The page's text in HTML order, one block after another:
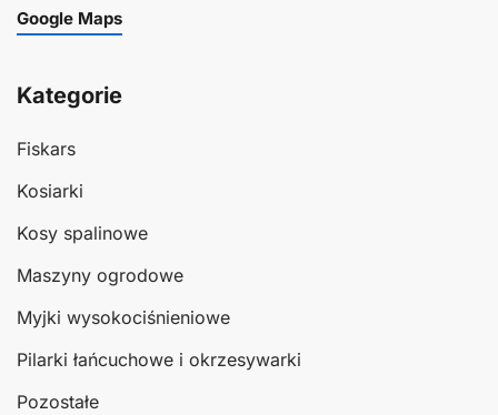
Google Maps
Kategorie
Fiskars
Kosiarki
Kosy spalinowe
Maszyny ogrodowe
Myjki wysokociśnieniowe
Pilarki łańcuchowe i okrzesywarki
Pozostałe